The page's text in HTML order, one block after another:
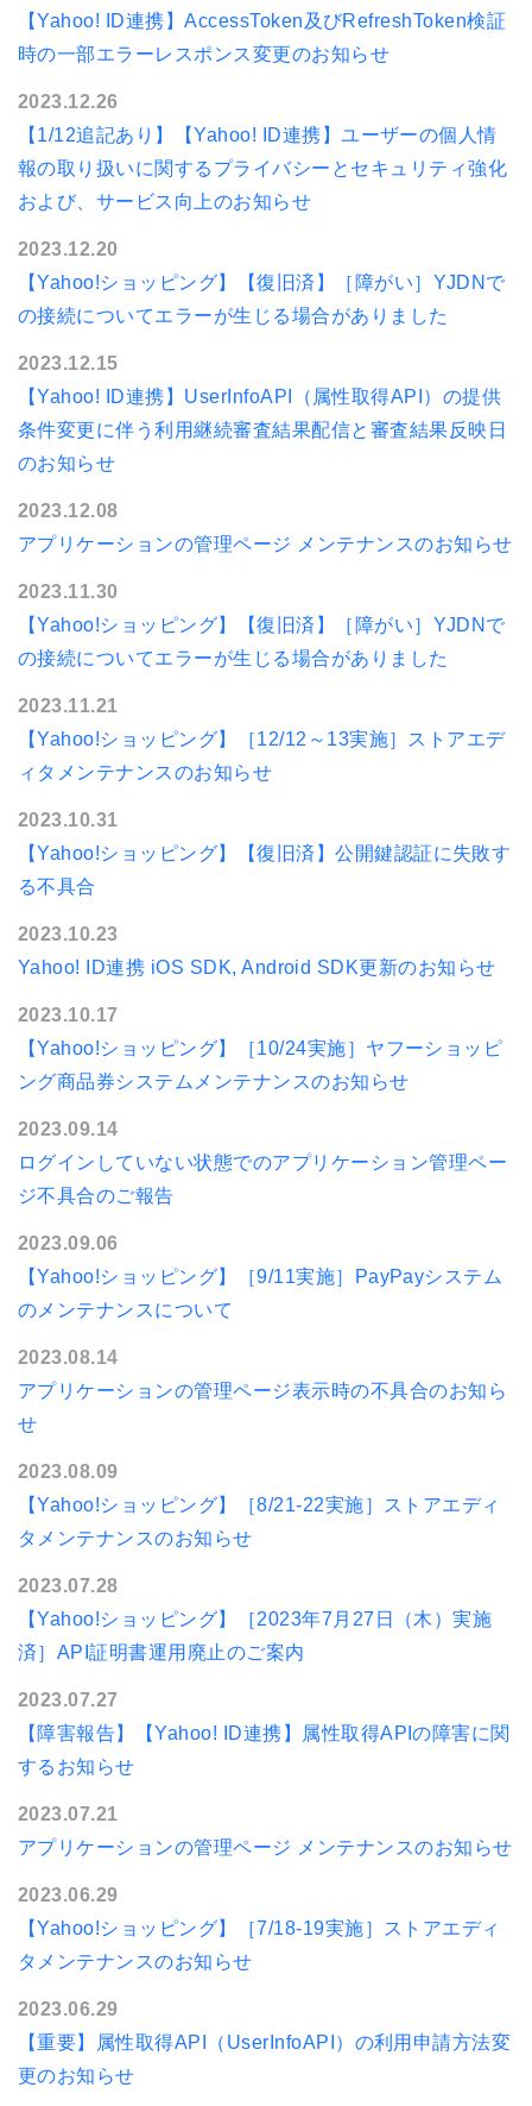
【Yahoo! ID連携】AccessToken及びRefreshToken検証
時の一部エラーレスポンス変更のお知らせ
2023.12.26
【1/12追記あり】【Yahoo! ID連携】ユーザーの個人情
報の取り扱いに関するプライバシーとセキュリティ強化
および、サービス向上のお知らせ
2023.12.20
【Yahoo!ショッピング】【復旧済】［障がい］YJDNで
の接続についてエラーが生じる場合がありました
2023.12.15
【Yahoo! ID連携】UserInfoAPI（属性取得API）の提供
条件変更に伴う利用継続審査結果配信と審査結果反映日
のお知らせ
2023.12.08
アプリケーションの管理ページ メンテナンスのお知らせ
2023.11.30
【Yahoo!ショッピング】【復旧済】［障がい］YJDNで
の接続についてエラーが生じる場合がありました
2023.11.21
【Yahoo!ショッピング】［12/12～13実施］ストアエデ
ィタメンテナンスのお知らせ
2023.10.31
【Yahoo!ショッピング】【復旧済】公開鍵認証に失敗す
る不具合
2023.10.23
Yahoo! ID連携 iOS SDK, Android SDK更新のお知らせ
2023.10.17
【Yahoo!ショッピング】［10/24実施］ヤフーショッピ
ング商品券システムメンテナンスのお知らせ
2023.09.14
ログインしていない状態でのアプリケーション管理ペー
ジ不具合のご報告
2023.09.06
【Yahoo!ショッピング】［9/11実施］PayPayシステム
のメンテナンスについて
2023.08.14
アプリケーションの管理ページ表示時の不具合のお知ら
せ
2023.08.09
【Yahoo!ショッピング】［8/21-22実施］ストアエディ
タメンテナンスのお知らせ
2023.07.28
【Yahoo!ショッピング】［2023年7月27日（木）実施
済］API証明書運用廃止のご案内
2023.07.27
【障害報告】【Yahoo! ID連携】属性取得APIの障害に関
するお知らせ
2023.07.21
アプリケーションの管理ページ メンテナンスのお知らせ
2023.06.29
【Yahoo!ショッピング】［7/18-19実施］ストアエディ
タメンテナンスのお知らせ
2023.06.29
【重要】属性取得API（UserInfoAPI）の利用申請方法変
更のお知らせ